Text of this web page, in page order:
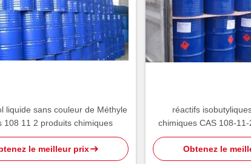
liquide sans couleur de Méthyle
108 11 2 produits chimiques
le meilleur prix
réactifs
chimiques CAS 108-11-
800kg MIBC
Obtenez le